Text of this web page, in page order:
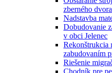
zberného
Nadstavba
Dobudovanie
v obci Jelenec
Rekonštrukcia
zabudovaním
Riešenie
Chodník pre